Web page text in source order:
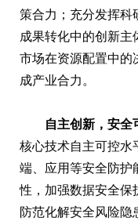
策合力；充分发挥科
成果转化中的创新
市场在资源配置中的
成产业合力。
自主创新，安全
核心技术自主可控水
端、应用等安全防护
性，加强数据安全保
防范化解安全风险隐